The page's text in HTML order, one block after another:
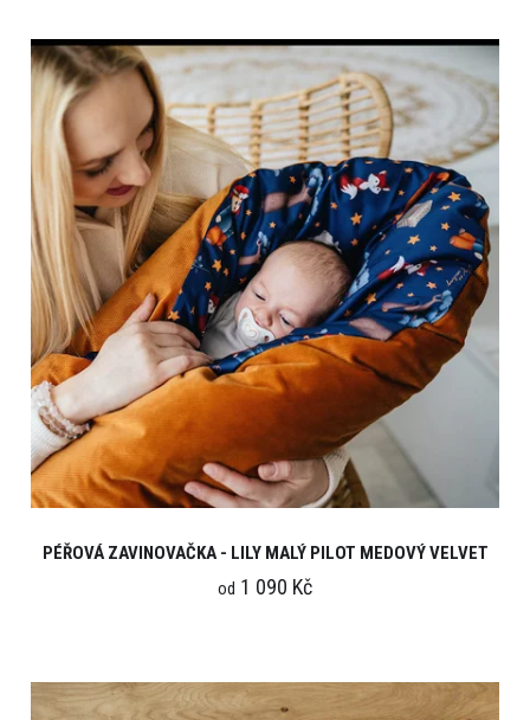
PÉŘOVÁ ZAVINOVAČKA - LILY MALÝ PILOT MEDOVÝ VELVET
od 1 090 Kč